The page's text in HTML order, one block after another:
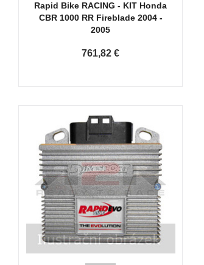
Rapid Bike RACING - KIT Honda
CBR 1000 RR Fireblade 2004 -
2005
761,82 €